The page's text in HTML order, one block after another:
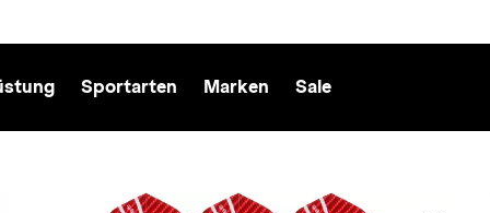
Sportarten Marken Sale